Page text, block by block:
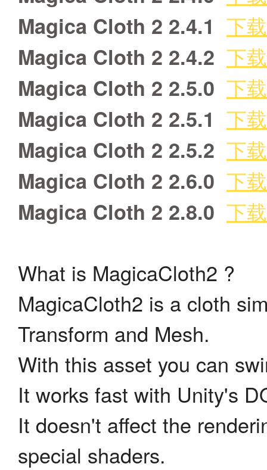
Magica Cloth 2 2.4.1 下
Magica Cloth 2 2.4.2 下
Magica Cloth 2 2.5.0 下
Magica Cloth 2 2.5.1 下
Magica Cloth 2 2.5.2 下
Magica Cloth 2 2.6.0 下
Magica Cloth 2 2.8.0 下
What is MagicaCloth2 ?
MagicaCloth2 is a cloth
Transform and Mesh.
With this asset you can
It works fast with Unity's
It doesn't affect the
special shaders.